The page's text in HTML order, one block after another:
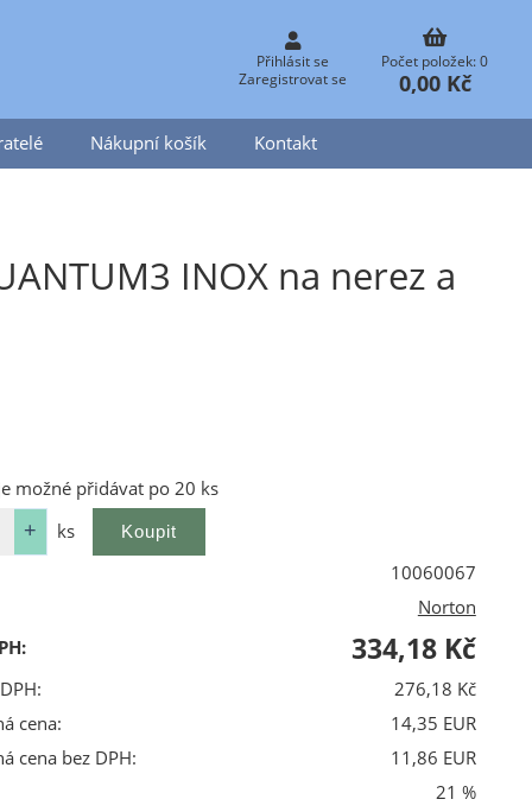
Přihlásit se
Zaregistrovat se
Počet položek: 0
0,00 Kč
Nákupní košík Kontakt
INOX na nerez a
možné přidávat po 20 ks
ks
10060067
Norton
334,18 Kč
276,18 Kč
cena:
14,35 EUR
cena bez DPH:
11,86 EUR
21 %